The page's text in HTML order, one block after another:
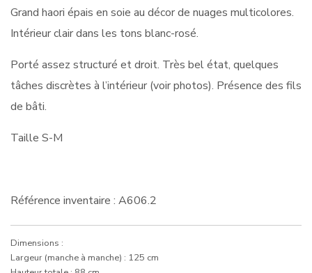
Grand haori épais en soie au décor de nuages multicolores.
Intérieur clair dans les tons blanc-rosé.
Porté assez structuré et droit. Très bel état, quelques
tâches discrètes à l’intérieur (voir photos). Présence des fils
de bâti.
Taille S-M
Référence inventaire : A606.2
Dimensions :
Largeur (manche à manche) : 125 cm